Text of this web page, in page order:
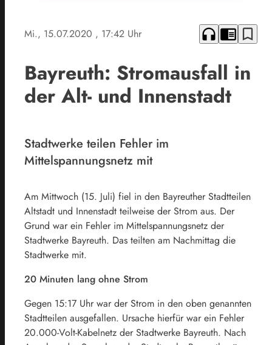
Mi., 15.07.2020 , 17:42 Uhr headphones chrome_reader_mode bookmark_border
Bayreuth: Stromausfall in
der Alt- und Innenstadt
Stadtwerke teilen Fehler im
Mittelspannungsnetz mit
Am Mittwoch (15. Juli) fiel in den Bayreuther Stadtteilen
Altstadt und Innenstadt teilweise der Strom aus. Der
Grund war ein Fehler im Mittelspannungsnetz der
Stadtwerke Bayreuth. Das teilten am Nachmittag die
Stadtwerke mit.
20 Minuten lang ohne Strom
Gegen 15:17 Uhr war der Strom in den oben genannten
Stadtteilen ausgefallen. Ursache hierfür war ein Fehler
20.000-Volt-Kabelnetz der Stadtwerke Bayreuth. Nach